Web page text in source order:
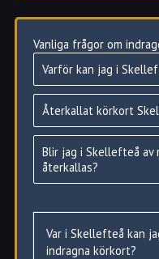
Hur du i Skellefteå
Om du i Skellefteå
rödljuskörning, får du
Såvida du inte haft
utfärdande). Då måste
Likaså om du ej haft
ett år.
Har ditt körkort blivit
måste du skicka in ett
körkortstillstånd för att
Vanliga frågor om
Varför kan jag i
Återkallat körkort
Blir jag i Skellefteå
återkallas?
Var i Skellefteå kan
indragna körkort?